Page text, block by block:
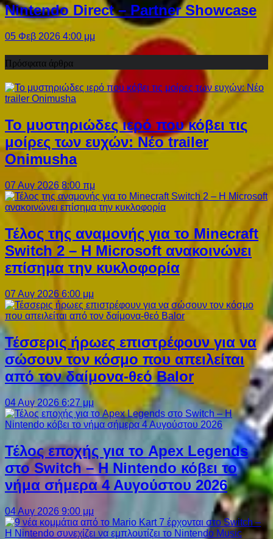
Nintendo Direct – Partner Showcase
05 Φεβ 2026 4:00 μμ
Πρόσφατα άρθρα
Το μυστηριώδες ιερό που κόβει τις
μοίρες των ευχών: Νέο trailer
Onimusha
07 Αυγ 2026 8:00 πμ
Τέλος της αναμονής για το Minecraft
Switch 2 – Η Microsoft ανακοινώνει
επίσημα την κυκλοφορία
07 Αυγ 2026 6:00 μμ
Τέσσερις ήρωες επιστρέφουν για να
σώσουν τον κόσμο που απειλείται
από τον δαίμονα-θεό Balor
04 Αυγ 2026 6:27 μμ
Τέλος εποχής για το Apex Legends
στο Switch – Η Nintendo κόβει το
νήμα σήμερα 4 Αυγούστου 2026
04 Αυγ 2026 9:00 μμ